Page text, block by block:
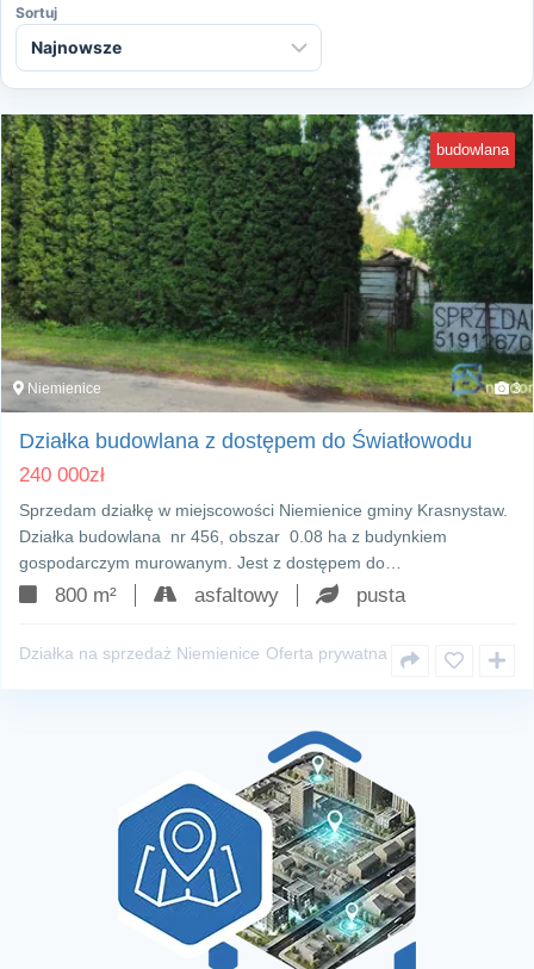
Sortuj
budowlana
Niemienice 3
Działka budowlana z dostępem do Światłowodu
240 000zł
Sprzedam działkę w miejscowości Niemienice gminy Krasnystaw.
Działka budowlana nr 456, obszar 0.08 ha z budynkiem
gospodarczym murowanym. Jest z dostępem do…
800 m² asfaltowy pusta
Działka na sprzedaż Niemienice Oferta prywatna